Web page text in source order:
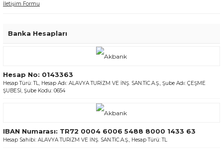
İletişim Formu
Banka Hesapları
Hesap No: 0143363
Hesap Türü: TL, Hesap Adı: ALAVYA TURİZM VE İNŞ. SAN.TİC.A.Ş., Şube Adı: ÇEŞME
ŞUBESİ, Şube Kodu: 0654
IBAN Numarası: TR72 0004 6006 5488 8000 1433 63
Hesap Sahibi: ALAVYA TURİZM VE İNŞ. SAN.TİC.A.Ş., Hesap Türü: TL